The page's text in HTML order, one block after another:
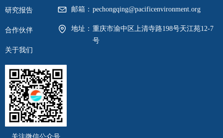
研究报告
合作伙伴
关于我们
邮箱： pechongqing@pacificenvironment.org
地址： 重庆市渝中区上清寺路198号天江苑12-7
号